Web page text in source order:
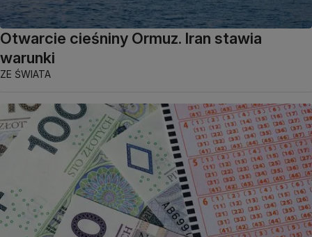
Otwarcie cieśniny Ormuz. Iran stawia
warunki
ZE ŚWIATA